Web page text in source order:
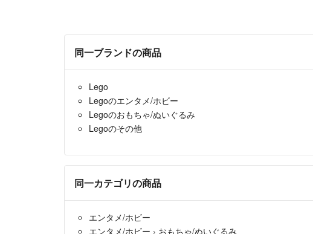
同一ブランドの商品
Lego
Legoのエンタメ/ホビー
Legoのおもちゃ/ぬいぐるみ
Legoのその他
同一カテゴリの商品
エンタメ/ホビー
エンタメ/ホビー › おもちゃ/ぬいぐるみ